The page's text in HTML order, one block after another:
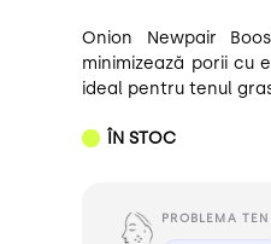
Onion Newpair
minimizează porii cu
ideal pentru tenul
ÎN STOC
PROBLEMA TEN